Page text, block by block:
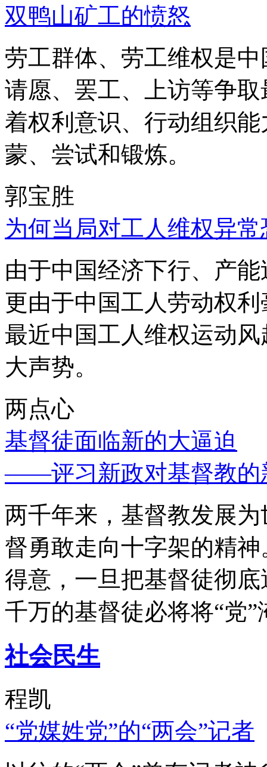
双鸭山矿工的愤怒
劳工群体、劳工维权是
请愿、罢工、上访等争
着权利意识、行动组织
蒙、尝试和锻炼。
郭宝胜
为何当局对工人维权异
由于中国经济下行、产
更由于中国工人劳动权
最近中国工人维权运动
大声势。
两点心
基督徒面临新的大逼迫
——评习新政对基督教的
两千年来，基督教发展
督勇敢走向十字架的精
得意，一旦把基督徒彻
千万的基督徒必将将“党”
社会民生
程凯
“党媒姓党”的“两会”记者